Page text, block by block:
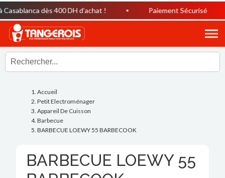
dès 400 DH d’achat ! Paiement Sécurisé
Accueil
Petit Electroménager
Appareil De Cuisson
Barbecue
BARBECUE LOEWY 55 BARBECOOK
BARBECUE LOEWY 55